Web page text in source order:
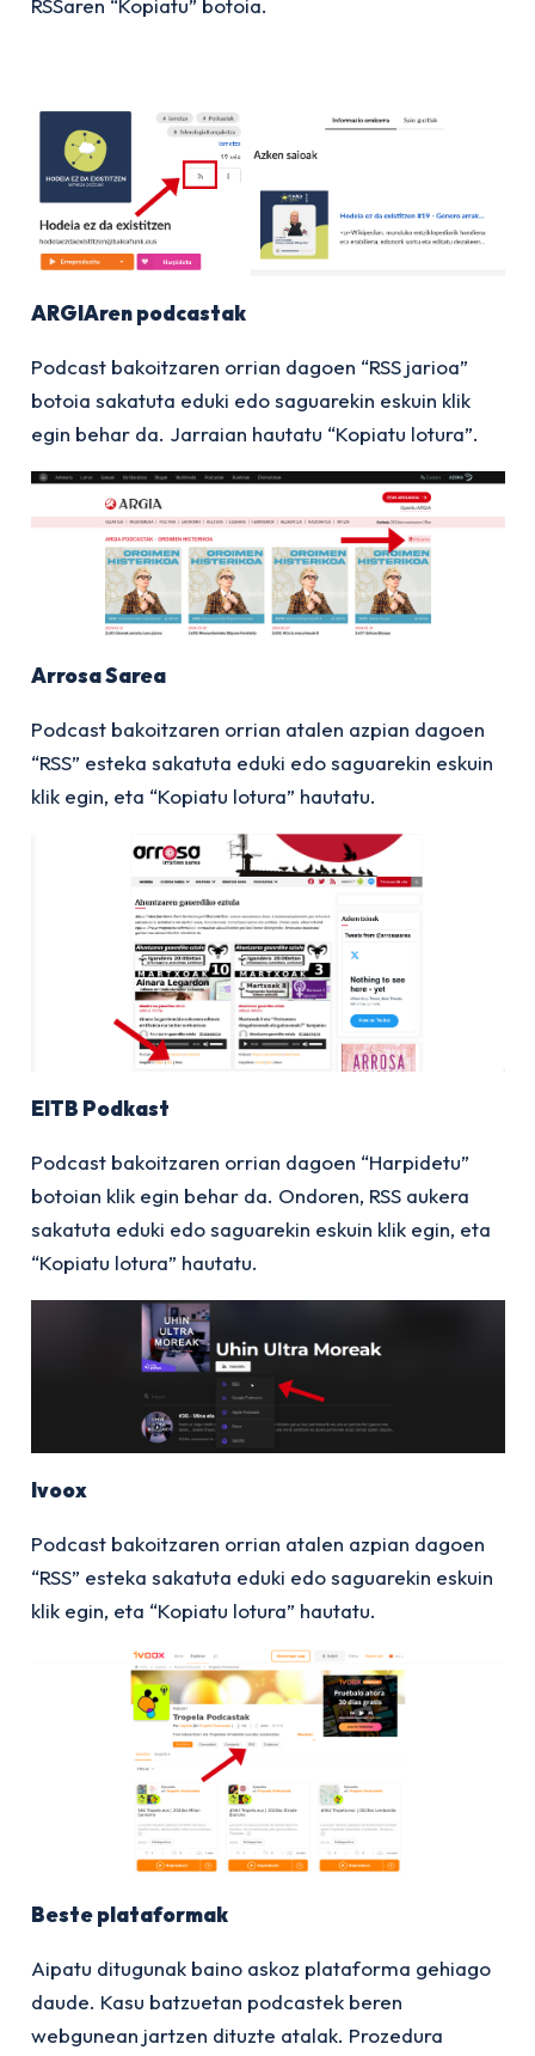
RSSaren “Kopiatu” botoia.
ARGIAren podcastak
Podcast bakoitzaren orrian dagoen “RSS jarioa”
botoia sakatuta eduki edo saguarekin eskuin klik
egin behar da. Jarraian hautatu “Kopiatu lotura”.
Arrosa Sarea
Podcast bakoitzaren orrian atalen azpian dagoen
“RSS” esteka sakatuta eduki edo saguarekin eskuin
klik egin, eta “Kopiatu lotura” hautatu.
EITB Podkast
Podcast bakoitzaren orrian dagoen “Harpidetu”
botoian klik egin behar da. Ondoren, RSS aukera
sakatuta eduki edo saguarekin eskuin klik egin, eta
“Kopiatu lotura” hautatu.
Ivoox
Podcast bakoitzaren orrian atalen azpian dagoen
“RSS” esteka sakatuta eduki edo saguarekin eskuin
klik egin, eta “Kopiatu lotura” hautatu.
Beste plataformak
Aipatu ditugunak baino askoz plataforma gehiago
daude. Kasu batzuetan podcastek beren
webgunean jartzen dituzte atalak. Prozedura